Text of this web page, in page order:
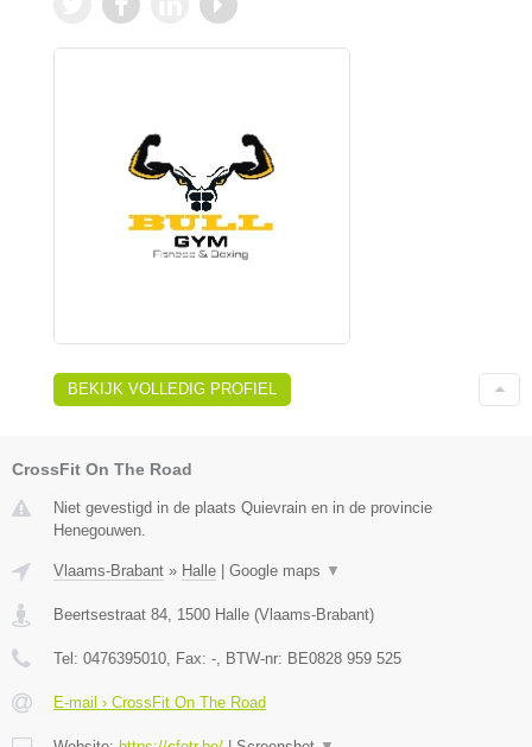
BEKIJK VOLLEDIG PROFIEL
CrossFit On The Road
Niet gevestigd in de plaats Quievrain en in de provincie
Henegouwen.
Vlaams-Brabant » Halle Google maps ▼
Beertsestraat 84, 1500 Halle (Vlaams-Brabant)
Tel: 0476395010, Fax: -, BTW-nr: BE0828 959 525
E-mail › CrossFit On The Road